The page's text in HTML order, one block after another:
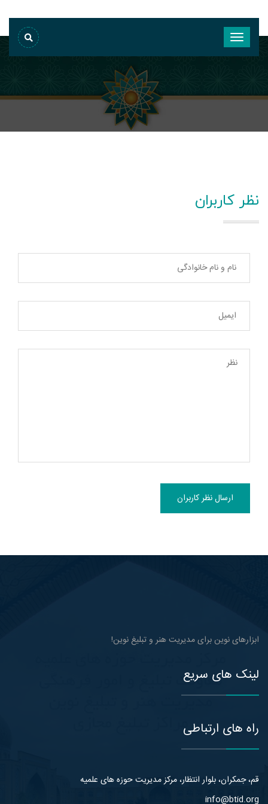
نظر کاربران
ارسال نظر کاربران
ابزارهای نوین برای مدیریت هنر و تبلیغ نوین!
لینک های سریع
راه های ارتباطی
قم، جمکران، بلوار انتظار، مرکز مدیریت حوزه های علمیه
info@btid.org